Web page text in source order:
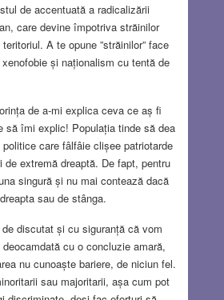
de accentuată a radicalizării
care devine împotriva străinilor
A te opune ”străinilor” face
și naționalism cu tentă de
de a-mi explica ceva ce aș fi
să îmi explic! Populația tinde să dea
care fâlfâie clișee patriotarde
extremă dreaptă. De fapt, pentru
singură și nu mai contează dacă
sau de stânga.
discutat și cu siguranță că vom
cu o concluzie amară,
nu cunoaște bariere, de niciun fel.
sau majoritarii, așa cum pot